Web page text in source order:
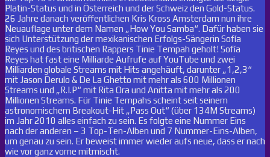
Platin-Status und in Österreich und der Schweiz den Gold-Status.
26 Jahre danach veröffentlichen Kris Kross Amsterdam nun ihre
Neuauflage unter dem Namen „How You Samba“. Dafür haben sie
sich Unterstützung der mexikanischen Erfolgs-Sängerin Sofía
Reyes und des britischen Rappers Tinie Tempah geholt! Sofía
Reyes hat fast eine Milliarde Aufrufe auf YouTube und zwei
Milliarden globale Streams mit Hits angehäuft, darunter „1,2,3“
mit Jason Derulo & De La Ghetto mit mehr als 600 Millionen
Streams und „R.I.P“ mit Rita Ora und Anitta mit mehr als 200
Millionen Streams. Für Tinie Tempahs scheint seit seinem
astronomischem Breakout-Hit „Pass Out“ (über 134M Streams)
im Jahr 2010 alles einfach zu sein. Es folgte eine Nummer Eins
nach der anderen – 3 Top-Ten-Alben und 7 Nummer-Eins-Alben,
um genau zu sein. Er beweist immer wieder aufs neue, dass er nach
wie vor ganz vorne mitmischt.